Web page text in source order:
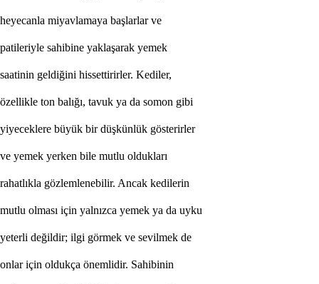
heyecanla miyavlamaya başlarlar ve
patileriyle sahibine yaklaşarak yemek
saatinin geldiğini hissettirirler. Kediler,
özellikle ton balığı, tavuk ya da somon gibi
yiyeceklere büyük bir düşkünlük gösterirler
ve yemek yerken bile mutlu oldukları
rahatlıkla gözlemlenebilir. Ancak kedilerin
mutlu olması için yalnızca yemek ya da uyku
yeterli değildir; ilgi görmek ve sevilmek de
onlar için oldukça önemlidir. Sahibinin